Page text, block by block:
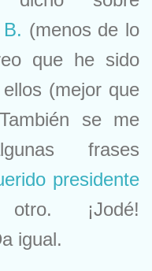
(menos de lo
que he sido
(mejor que
se me
frases
presidente
otro. ¡Jodé!
igual.